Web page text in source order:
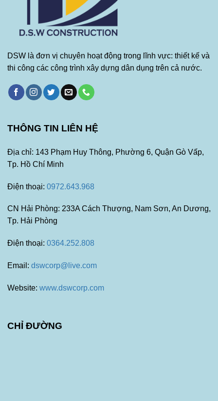
DSW là đơn vị chuyên hoạt động trong lĩnh vực: thiết kế và
thi công các công trình xây dựng dân dụng trên cả nước.
THÔNG TIN LIÊN HỆ
Địa chỉ: 143 Phạm Huy Thông, Phường 6, Quận Gò Vấp,
Tp. Hồ Chí Minh
Điện thoại: 0972.643.968
CN Hải Phòng: 233A Cách Thượng, Nam Sơn, An Dương,
Tp. Hải Phòng
Điện thoại: 0364.252.808
Email: dswcorp@live.com
Website: www.dswcorp.com
CHỈ ĐƯỜNG